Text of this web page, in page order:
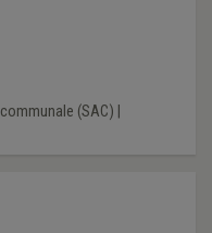
(SAC)